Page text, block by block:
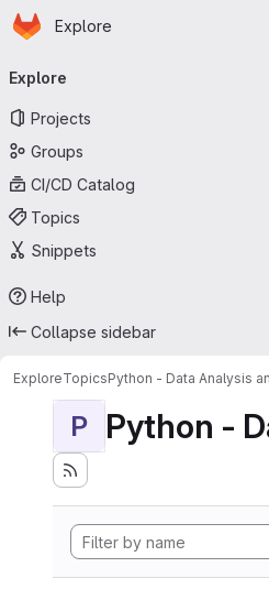
Skip to main content
Homepage
Explore
navigation
Explore
Projects
Groups
CI/CD Catalog
Topics
Snippets
Help
Collapse sidebar
ExploreTopicsPython - Data Analysis
P Python -